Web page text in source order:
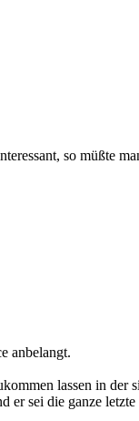
so müßte
anbelangt.
lassen in der
er sei die ganze